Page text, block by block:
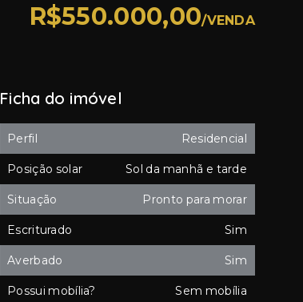
R$550.000,00/VENDA
Ficha do imóvel
Perfil Residencial
Posição solar Sol da manhã e tarde
Situação Pronto para morar
Escriturado Sim
Averbado Sim
Possui mobília? Sem mobília